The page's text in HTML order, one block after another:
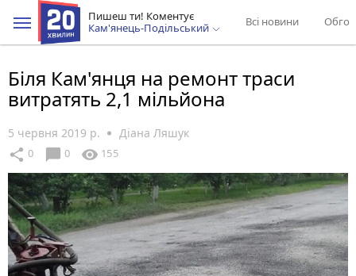
Пишеш ти! Коментує
Кам'янець-Подільський
Всі новини
Біля Кам'янця на ремонт траси
витратять 2,1 мільйона
5 червня 2019 р. Діана Ляшук
share 0 chat_bubble 0 visibility 155